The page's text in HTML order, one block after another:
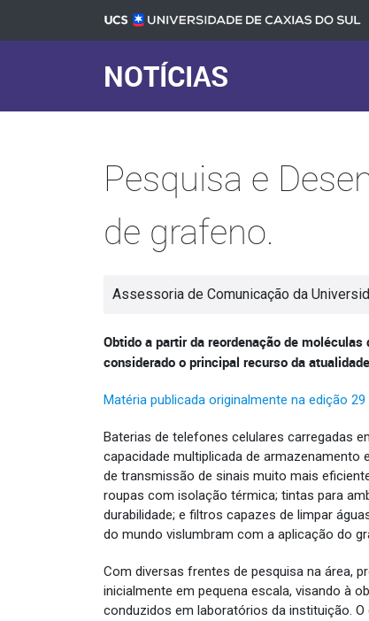
NOTÍCIAS
Pesquisa e
de grafeno.
Assessoria de Comunicação da
Obtido a partir da reordenação de
considerado o principal recurso da
Matéria publicada originalmente na edição 29
Baterias de telefones celulares carregadas
capacidade multiplicada de
de transmissão de sinais muito mais
roupas com isolação térmica; tintas para
durabilidade; e filtros capazes de limpar
do mundo vislumbram com a aplicação do
Com diversas frentes de pesquisa na área,
inicialmente em pequena escala, visando à
conduzidos em laboratórios da instituição.